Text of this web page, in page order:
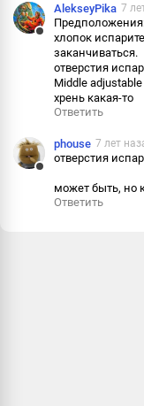
AlekseyPika 7
хлопок
заканчиваться.
отверстия
Middle
хрень какая-то
Ответить
phouse 7 лет
отверстия
может быть, но
Ответить